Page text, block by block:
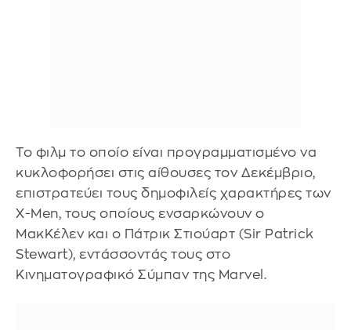
Το φιλμ το οποίο είναι προγραμματισμένο να
κυκλοφορήσει στις αίθουσες τον Δεκέμβριο,
επιστρατεύει τους δημοφιλείς χαρακτήρες των
X-Men, τους οποίους ενσαρκώνουν ο
ΜακΚέλεν και ο Πάτρικ Στιούαρτ (Sir Patrick
Stewart), εντάσσοντάς τους στο
Κινηματογραφικό Σύμπαν της Marvel.